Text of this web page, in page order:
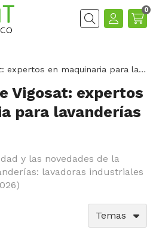
Buscar
0
Actualidad de Vigosat: expertos en maquinaria para lavanderías
Vigosat: expertos
para lavanderías
y las novedades de la
lavadoras industriales
Temas